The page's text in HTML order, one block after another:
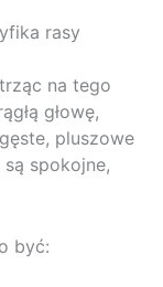
rasy
na tego
głowę,
pluszowe
spokojne,
być: